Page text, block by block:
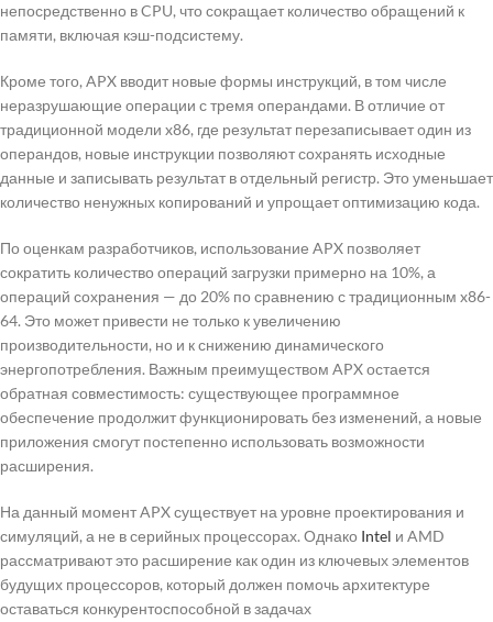
непосредственно в CPU, что сокращает количество обращений к
памяти, включая кэш-подсистему.
Кроме того, APX вводит новые формы инструкций, в том числе
неразрушающие операции с тремя операндами. В отличие от
традиционной модели x86, где результат перезаписывает один из
операндов, новые инструкции позволяют сохранять исходные
данные и записывать результат в отдельный регистр. Это уменьшает
количество ненужных копирований и упрощает оптимизацию кода.
По оценкам разработчиков, использование APX позволяет
сократить количество операций загрузки примерно на 10%, а
операций сохранения — до 20% по сравнению с традиционным x86-
64. Это может привести не только к увеличению
производительности, но и к снижению динамического
энергопотребления. Важным преимуществом APX остается
обратная совместимость: существующее программное
обеспечение продолжит функционировать без изменений, а новые
приложения смогут постепенно использовать возможности
расширения.
На данный момент APX существует на уровне проектирования и
симуляций, а не в серийных процессорах. Однако Intel и AMD
рассматривают это расширение как один из ключевых элементов
будущих процессоров, который должен помочь архитектуре
оставаться конкурентоспособной в задачах